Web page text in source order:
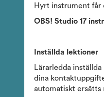
Hyrt instrument får
OBS! Studio 17
Inställda lektioner
Lärarledda
dina
automatiskt ersätts